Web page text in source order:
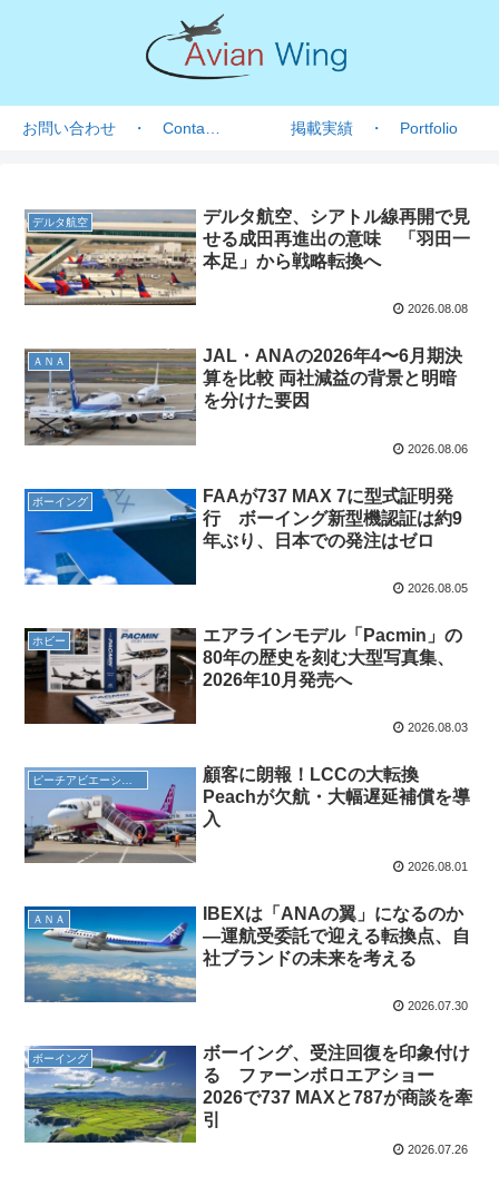
掲載実績 ・ Portfolio
デルタ航空
デルタ航空、シアトル線再開で見
せる成田再進出の意味 「羽田一
本足」から戦略転換へ
2026.08.08
ＡＮＡ
JAL・ANAの2026年4〜6月期決
算を比較 両社減益の背景と明暗
を分けた要因
2026.08.06
ボーイング
FAAが737 MAX 7に型式証明発
行 ボーイング新型機認証は約9
年ぶり、日本での発注はゼロ
2026.08.05
ホビー
エアラインモデル「Pacmin」の
80年の歴史を刻む大型写真集、
2026年10月発売へ
2026.08.03
顧客に朗報！LCCの大転換
Peachが欠航・大幅遅延補償を導
入
2026.08.01
ＡＮＡ
IBEXは「ANAの翼」になるのか
―運航受委託で迎える転換点、自
社ブランドの未来を考える
2026.07.30
ボーイング
ボーイング、受注回復を印象付け
る ファーンボロエアショー
2026で737 MAXと787が商談を牽
引
2026.07.26